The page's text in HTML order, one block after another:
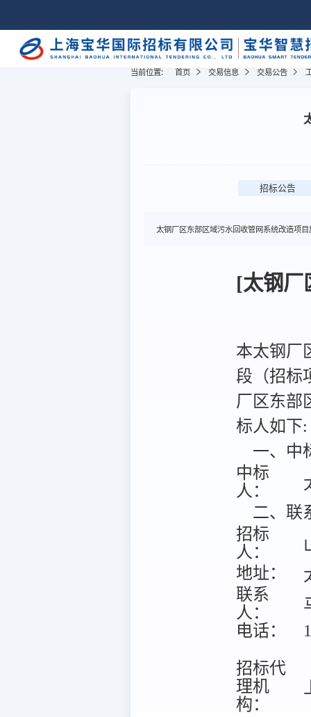
当前位置: 首页 交易信息 交易公告
招标公告
太钢厂区东部区域污水回收管网系统改造项
[太钢厂
本太钢厂
段（招标
厂区东部
标人如下:
一、中
中标
人：
二、联
招标
人：
地址：
联系
人：
电话：
招标代
理机
构：